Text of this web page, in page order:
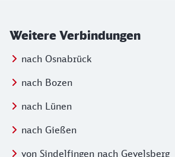
Weitere Verbindungen
nach Osnabrück
nach Bozen
nach Lünen
nach Gießen
von Sindelfingen nach Gevelsberg